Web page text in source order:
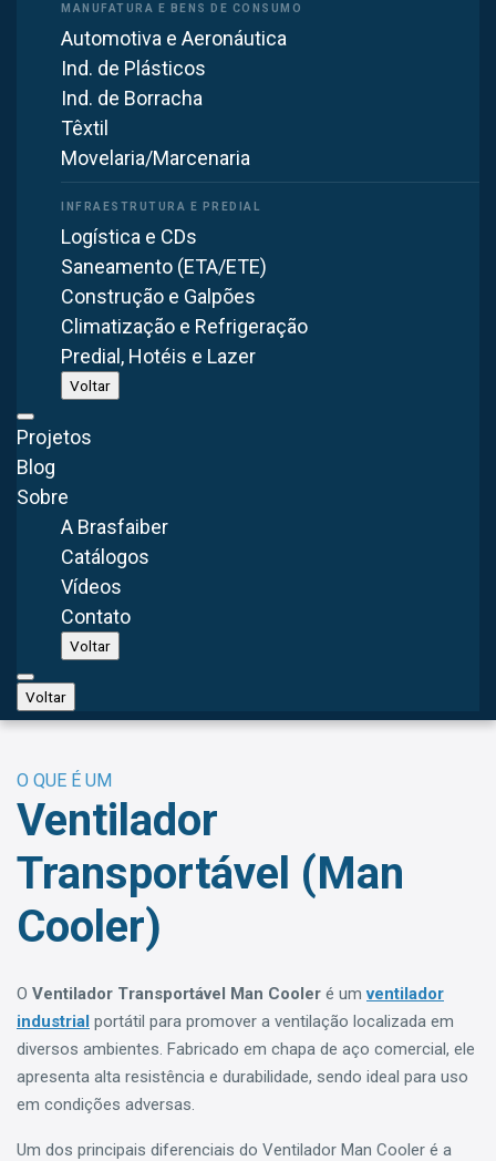
Automotiva e Aeronáutica
Ind. de Plásticos
Ind. de Borracha
Têxtil
Movelaria/Marcenaria
Logística e CDs
Saneamento (ETA/ETE)
Construção e Galpões
Climatização e Refrigeração
Predial, Hotéis e Lazer
Voltar
Projetos
Blog
Sobre
A Brasfaiber
Catálogos
Vídeos
Contato
Voltar
Voltar
Man Cooler Axial Ventilador/Exaustor VA53-MAN
(500mm / 50cm)
Man Cooler Axial Ventilador/Exaustor VA45-MAN
(450mm / 45cm)
O QUE É UM
Ventilador
Transportável (Man
Cooler)
O Ventilador Transportável Man Cooler é umventilador
industrial portátil para promover a ventilação localizada em
diversos ambientes. Fabricado em chapa de aço comercial, ele
apresenta alta resistência e durabilidade, sendo ideal para uso
em condições adversas.
Um dos principais diferenciais do Ventilador Man Cooler é a